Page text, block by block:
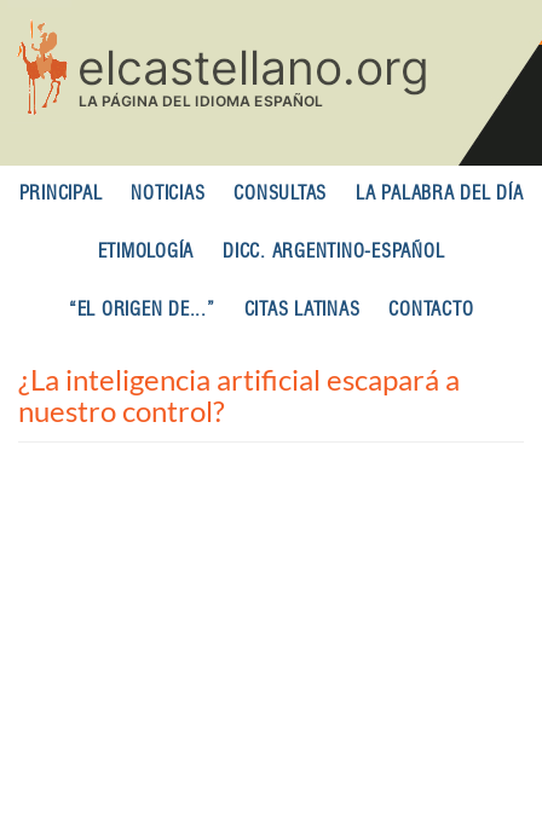
contenido
principal
PRINCIPAL NOTICIAS CONSULTAS LA PALABRA DEL DÍA
ETIMOLOGÍA DICC. ARGENTINO-ESPAÑOL
“EL ORIGEN DE...” CITAS LATINAS CONTACTO
¿La inteligencia artificial escapará a
nuestro control?